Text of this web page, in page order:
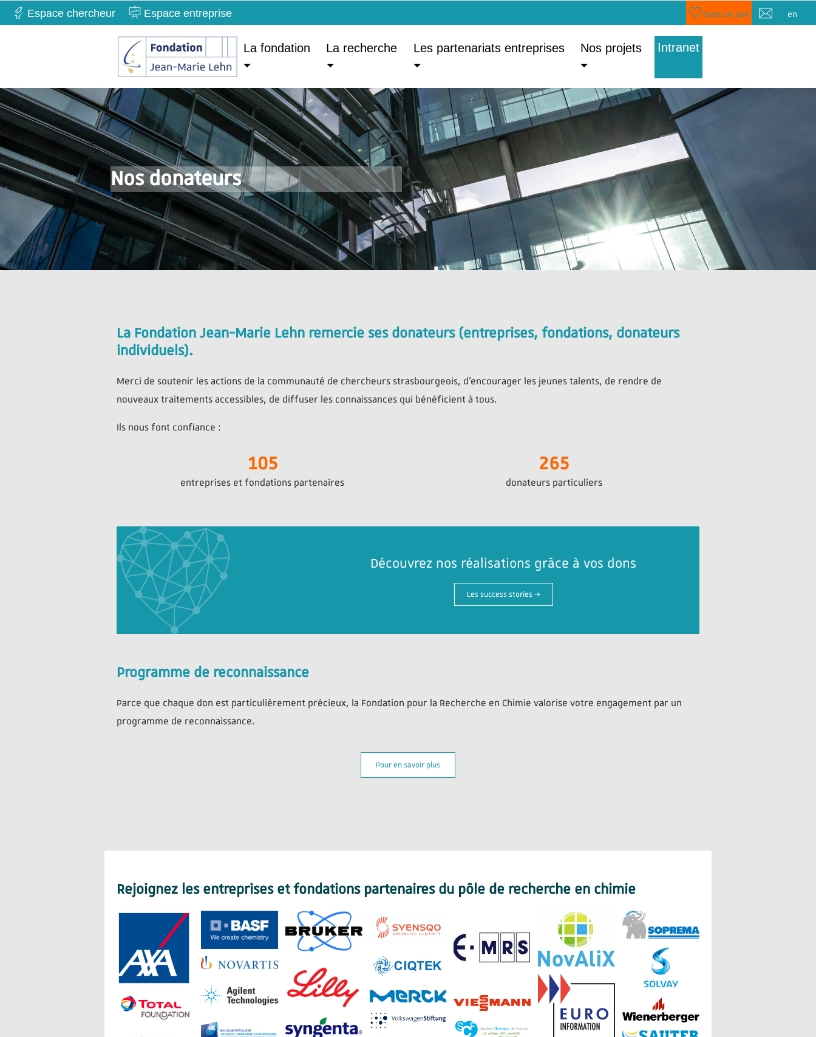
Espace chercheur Espace entreprise Faites un don en
La fondation La recherche Les partenariats entreprises Nos projets Intranet
Nos donateurs
La Fondation Jean-Marie Lehn remercie ses donateurs (entreprises, fondations, donateurs
individuels).
Merci de soutenir les actions de la communauté de chercheurs strasbourgeois, d’encourager les jeunes talents, de rendre de
nouveaux traitements accessibles, de diffuser les connaissances qui bénéficient à tous.
Ils nous font confiance :
entreprises et fondations partenaires
105
donateurs particuliers
265
Découvrez nos réalisations grâce à vos dons
Les success stories →
Programme de reconnaissance
Parce que chaque don est particulièrement précieux, la Fondation pour la Recherche en Chimie valorise votre engagement par un
programme de reconnaissance.
Pour en savoir plus
Rejoignez les entreprises et fondations partenaires du pôle de recherche en chimie